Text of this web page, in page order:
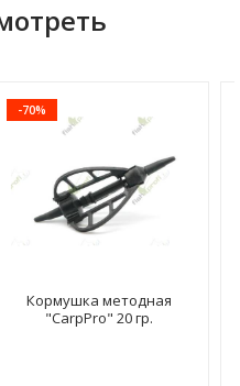
-70%
Кормушка методная
"CarpPro" 20 гр.